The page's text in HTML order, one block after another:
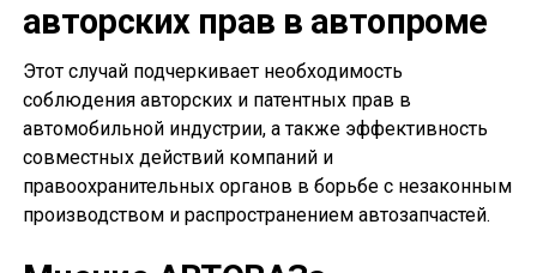
авторских прав в автопроме
Этот случай подчеркивает необходимость
соблюдения авторских и патентных прав в
автомобильной индустрии, а также эффективность
совместных действий компаний и
правоохранительных органов в борьбе с незаконным
производством и распространением автозапчастей.